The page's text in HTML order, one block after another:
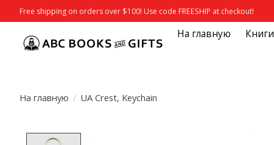
Free shipping on orders over $100! Use code FREESHIP at checkout!
На главную Книги
На главную / UA Crest, Keychain